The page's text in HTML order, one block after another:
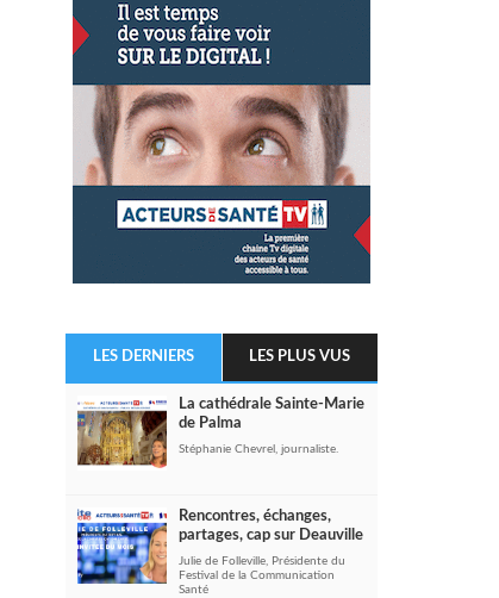
LES DERNIERS LES PLUS VUS
La cathédrale Sainte-Marie
de Palma
Stéphanie Chevrel, journaliste.
Rencontres, échanges,
partages, cap sur Deauville
Julie de Folleville, Présidente du
Festival de la Communication
Santé